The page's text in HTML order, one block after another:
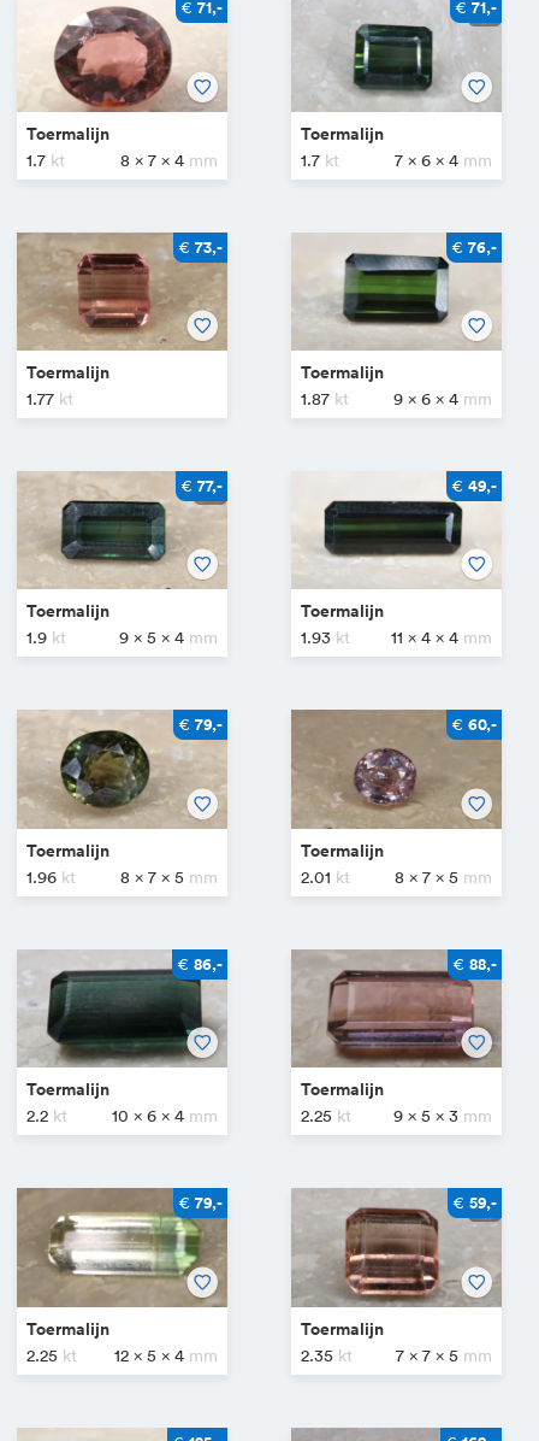
€ 71,-
Toermalijn
1.7 8 x 7 x 4
€ 71,-
Toermalijn
1.7 7 x 6 x 4
€ 73,-
Toermalijn
1.77
€ 76,-
Toermalijn
1.87 9 x 6 x 4
€ 77,-
Toermalijn
1.9 9 x 5 x 4
€ 49,-
Toermalijn
1.93 11 x 4 x 4
€ 79,-
Toermalijn
1.96 8 x 7 x 5
€ 60,-
Toermalijn
2.01 8 x 7 x 5
€ 86,-
Toermalijn
2.2 10 x 6 x 4
€ 88,-
Toermalijn
2.25 9 x 5 x 3
€ 79,-
Toermalijn
2.25 12 x 5 x 4
€ 59,-
Toermalijn
2.35 7 x 7 x 5